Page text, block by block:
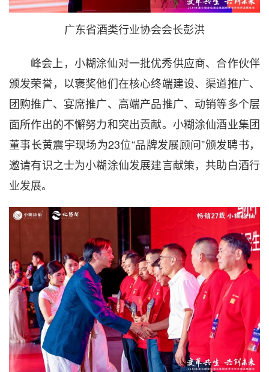
广东省酒类行业协会会长彭洪
峰会上，小糊涂仙对一批优秀供应商、合作伙伴
颁发荣誉，以褒奖他们在核心终端建设、渠道推广、
团购推广、宴席推广、高端产品推广、动销等多个层
面所作出的不懈努力和突出贡献。小糊涂仙酒业集团
董事长黄震宇现场为23位“品牌发展顾问”颁发聘书，
邀请有识之士为小糊涂仙发展建言献策，共助白酒行
业发展。